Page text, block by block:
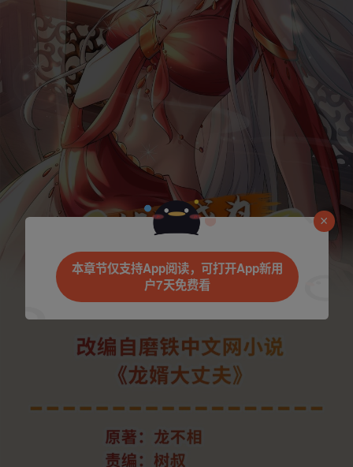
本章节仅支持App阅读，可打开App新用
户7天免费看